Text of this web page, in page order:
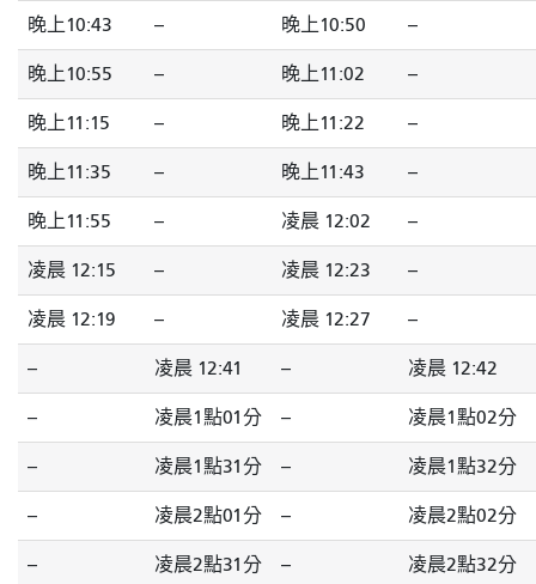
晚上10:43 -- 晚上10:50 --
晚上10:55 -- 晚上11:02 --
晚上11:15 -- 晚上11:22 --
晚上11:35 -- 晚上11:43 --
晚上11:55 -- 凌晨 12:02 --
凌晨 12:15 -- 凌晨 12:23 --
凌晨 12:19 -- 凌晨 12:27 --
-- 凌晨 12:41 -- 凌晨 12:42
-- 凌晨1點01分 -- 凌晨1點02分
-- 凌晨1點31分 -- 凌晨1點32分
-- 凌晨2點01分 -- 凌晨2點02分
-- 凌晨2點31分 -- 凌晨2點32分